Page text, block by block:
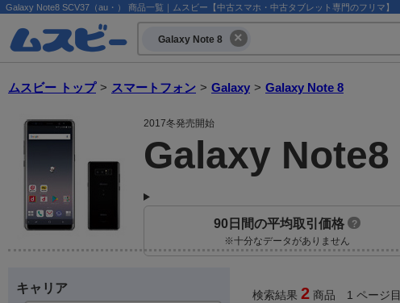
Galaxy Note8 SCV37（au・） 商品一覧｜ムスビー【中古スマホ・中古タブレット専門のフリマ】
Galaxy Note 8
ムスビー トップ > スマートフォン > Galaxy > Galaxy Note 8
2017冬発売開始
90日間の平均取引価格 ?
※十分なデータがありません
キャリア 検索結果 2 商品 1 ページ目